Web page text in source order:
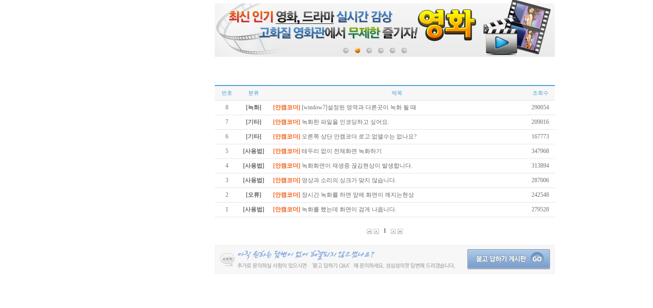
번호 분류 제목 조회수
8 [녹화] [안캠코더] [window7]설정된 영역과 다른곳이 녹화 될 때 290054
7 [기타] [안캠코더] 녹화한 파일을 인코딩하고 싶어요. 209016
6 [기타] [안캠코더] 오른쪽 상단 안캠코더 로고 없앨수는 없나요? 167773
5 [사용법] [안캠코더] 테두리 없이 전체화면 녹화하기 347968
4 [사용법] [안캠코더] 녹화화면이 재생중 끊김현상이 발생합니다. 313894
3 [사용법] [안캠코더] 영상과 소리의 싱크가 맞지 않습니다. 287006
2 [오류] [안캠코더] 장시간 녹화를 하면 앞에 화면이 깨지는현상 242548
1 [사용법] [안캠코더] 녹화를 했는데 화면이 검게 나옵니다. 279528
1